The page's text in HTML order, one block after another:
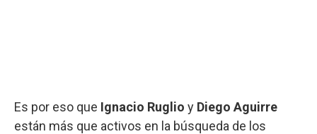
Es por eso que Ignacio Ruglio y Diego Aguirre
están más que activos en la búsqueda de los